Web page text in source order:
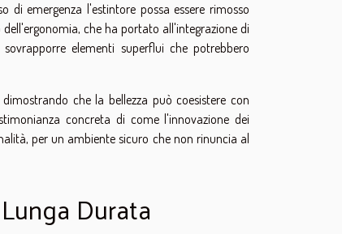
emergenza l'estintore possa essere rimosso
che ha portato all'integrazione di
elementi superflui che potrebbero
che la bellezza può coesistere con
concreta di come l'innovazione dei
per un ambiente sicuro che non rinuncia al
Durata